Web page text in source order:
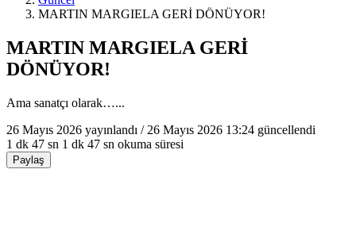
MARTIN MARGIELA GERİ DÖNÜYOR!
MARTIN MARGIELA GERİ
DÖNÜYOR!
Ama sanatçı olarak…...
26 Mayıs 2026 yayınlandı / 26 Mayıs 2026 13:24 güncellendi
1 dk 47 sn 1 dk 47 sn okuma süresi
Paylaş